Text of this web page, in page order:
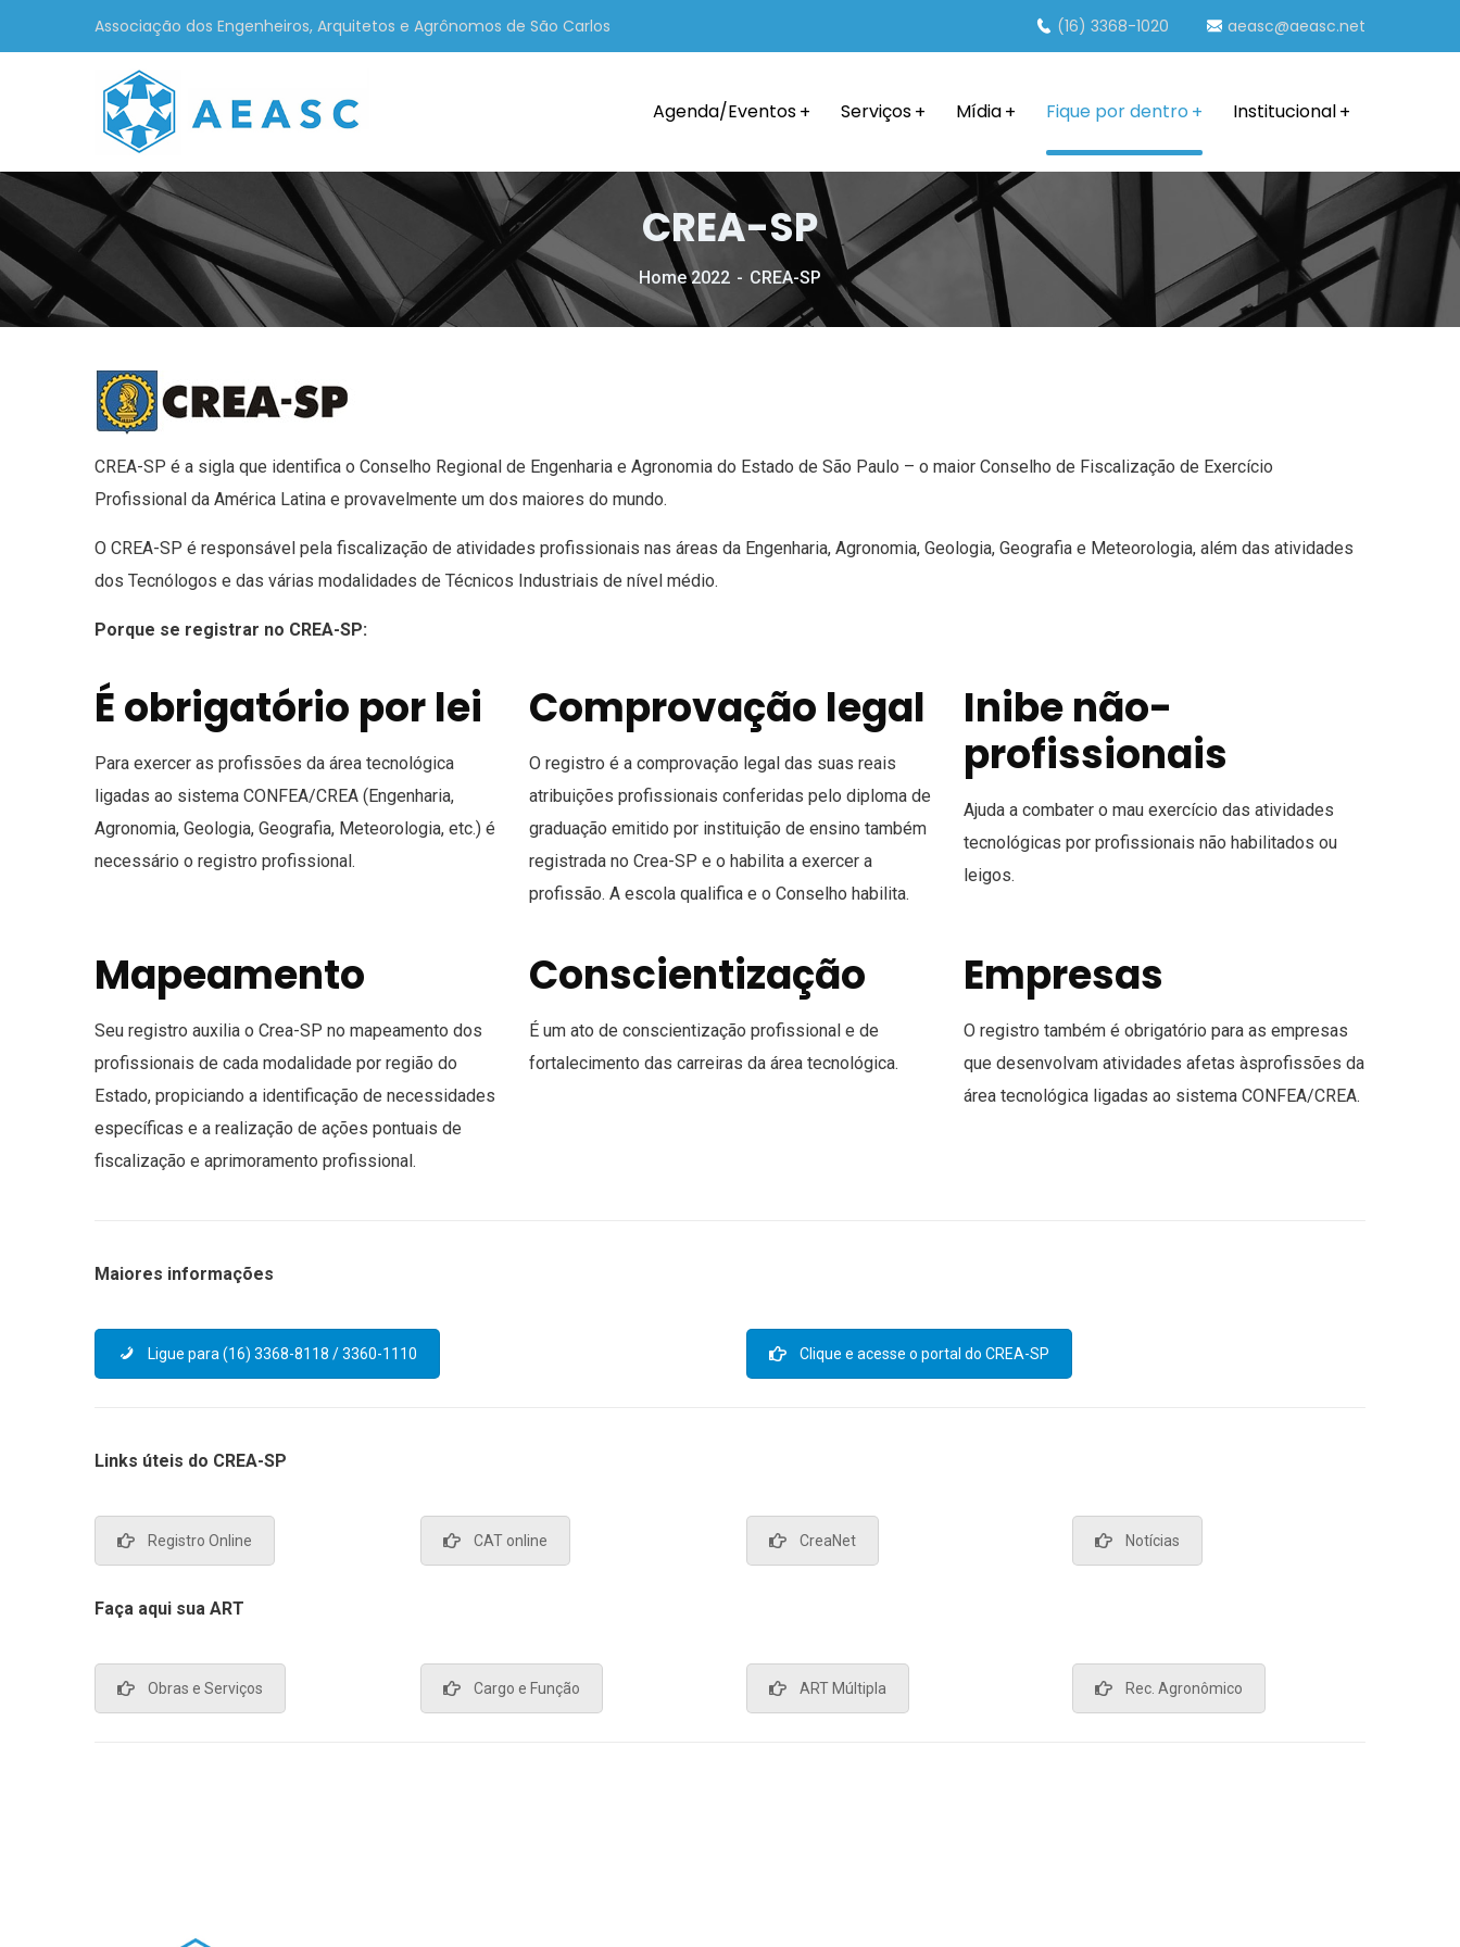
Associação dos Engenheiros, Arquitetos e Agrônomos de São Carlos (16) 3368-1020 aeasc@aeasc.net
Agenda/Eventos Serviços Mídia Fique por dentro Institucional
CREA-SP
Home 2022 CREA-SP
CREA-SP é a sigla que identifica o Conselho Regional de Engenharia e Agronomia do Estado de São Paulo – o maior Conselho de Fiscalização de Exercício
Profissional da América Latina e provavelmente um dos maiores do mundo.
O CREA-SP é responsável pela fiscalização de atividades profissionais nas áreas da Engenharia, Agronomia, Geologia, Geografia e Meteorologia, além das atividades
dos Tecnólogos e das várias modalidades de Técnicos Industriais de nível médio.
Porque se registrar no CREA-SP:
É obrigatório por lei
Para exercer as profissões da área tecnológica
ligadas ao sistema CONFEA/CREA (Engenharia,
Agronomia, Geologia, Geografia, Meteorologia, etc.) é
necessário o registro profissional.
Comprovação legal
O registro é a comprovação legal das suas reais
atribuições profissionais conferidas pelo diploma de
graduação emitido por instituição de ensino também
registrada no Crea-SP e o habilita a exercer a
profissão. A escola qualifica e o Conselho habilita.
Inibe não-
profissionais
Ajuda a combater o mau exercício das atividades
tecnológicas por profissionais não habilitados ou
leigos.
Mapeamento
Seu registro auxilia o Crea-SP no mapeamento dos
profissionais de cada modalidade por região do
Estado, propiciando a identificação de necessidades
específicas e a realização de ações pontuais de
fiscalização e aprimoramento profissional.
Conscientização
É um ato de conscientização profissional e de
fortalecimento das carreiras da área tecnológica.
Empresas
O registro também é obrigatório para as empresas
que desenvolvam atividades afetas àsprofissões da
área tecnológica ligadas ao sistema CONFEA/CREA.
Maiores informações
Ligue para (16) 3368-8118 / 3360-1110 Clique e acesse o portal do CREA-SP
Links úteis do CREA-SP
Registro Online CAT online CreaNet Notícias
Faça aqui sua ART
Obras e Serviços Cargo e Função ART Múltipla Rec. Agronômico